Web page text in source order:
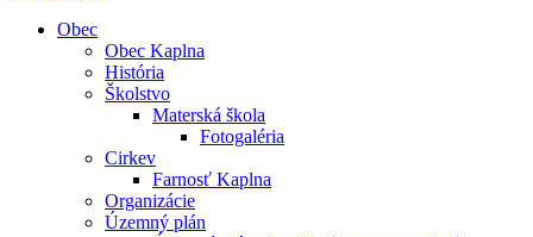
Obec
Obec Kaplna
História
Školstvo
Materská škola
Fotogaléria
Cirkev
Farnosť Kaplna
Organizácie
Územný plán